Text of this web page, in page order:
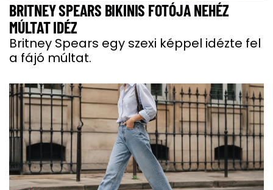
BRITNEY SPEARS BIKINIS FOTÓJA NEHÉZ
MÚLTAT IDÉZ
Britney Spears egy szexi képpel idézte fel
a fájó múltat.